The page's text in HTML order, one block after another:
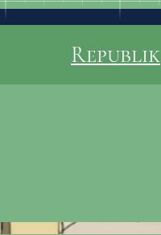
Republik